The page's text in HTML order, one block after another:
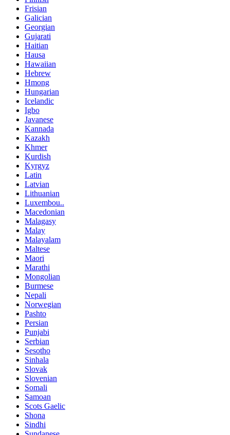
Frisian
Galician
Georgian
Gujarati
Haitian
Hausa
Hawaiian
Hebrew
Hmong
Hungarian
Icelandic
Igbo
Javanese
Kannada
Kazakh
Khmer
Kurdish
Kyrgyz
Latin
Latvian
Lithuanian
Luxembou..
Macedonian
Malagasy
Malay
Malayalam
Maltese
Maori
Marathi
Mongolian
Burmese
Nepali
Norwegian
Pashto
Persian
Punjabi
Serbian
Sesotho
Sinhala
Slovak
Slovenian
Somali
Samoan
Scots Gaelic
Shona
Sindhi